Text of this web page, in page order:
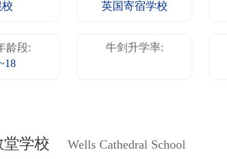
英国寄宿学校
龄段:
牛剑升学率:
堂学校 Wells Cathedral School